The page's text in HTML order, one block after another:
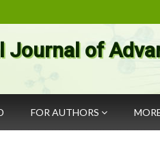
Journal of
FOR AUTHORS